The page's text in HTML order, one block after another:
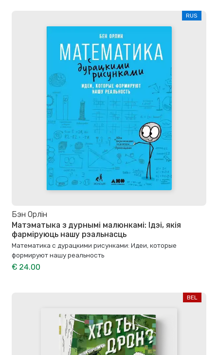
RUS
Бэн Орлін
Матэматыка з дурнымі малюнкамі: Ідэі, якія
фарміруюць нашу рэальнасць
Математика с дурацкими рисунками: Идеи, которые
формируют нашу реальность
€ 24.00
BEL